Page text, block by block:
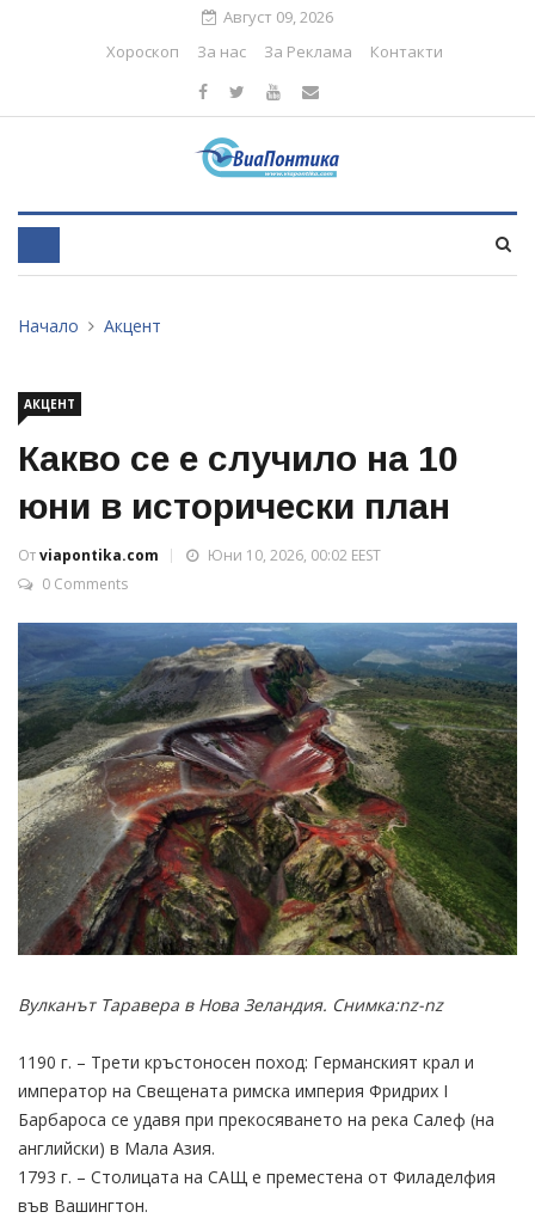
Август 09, 2026
Хороскоп
За нас За Реклама Контакти
Начало Акцент
АКЦЕНТ
Какво се е случило на 10
юни в исторически план
Отviapontika.com
Юни 10, 2026, 00:02 EEST
0 Comments
Вулканът Таравера в Нова Зеландия. Снимка:nz-nz
1190 г. – Трети кръстоносен поход: Германският крал и
император на Свещената римска империя Фридрих I
Барбароса се удавя при прекосяването на река Салеф (на
английски) в Мала Азия.
1793 г. – Столицата на САЩ е преместена от Филаделфия
във Вашингтон.